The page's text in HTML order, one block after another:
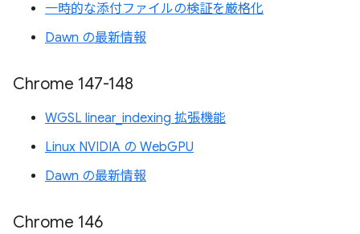
一時的な添付ファイルの検証を厳格化
Dawn の最新情報
Chrome 147-148
WGSL linear_indexing 拡張機能
Linux NVIDIA の WebGPU
Dawn の最新情報
Chrome 146